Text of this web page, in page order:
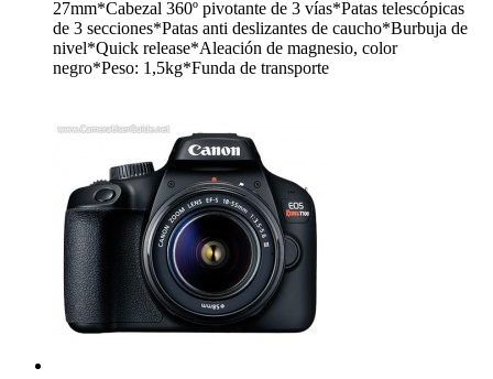
27mm*Cabezal 360º pivotante de 3 vías*Patas telescópicas
de 3 secciones*Patas anti deslizantes de caucho*Burbuja de
nivel*Quick release*Aleación de magnesio, color
negro*Peso: 1,5kg*Funda de transporte